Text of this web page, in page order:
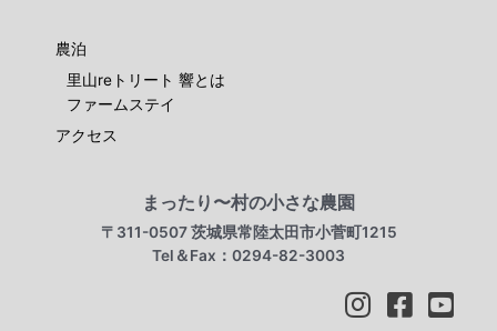
農泊
里山reトリート 響とは
ファームステイ
アクセス
まったり〜村の小さな農園
〒311-0507 茨城県常陸太田市小菅町1215
Tel＆Fax：0294-82-3003